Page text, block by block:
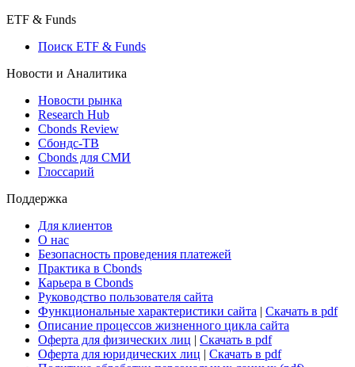
ETF & Funds
Поиск ETF & Funds
Новости и Аналитика
Новости рынка
Research Hub
Cbonds Review
Сбондс-ТВ
Cbonds для СМИ
Глоссарий
Поддержка
Для клиентов
О нас
Безопасность проведения платежей
Практика в Cbonds
Карьера в Cbonds
Руководство пользователя сайта
Функциональные характеристики сайта | Скачать в pdf
Описание процессов жизненного цикла сайта
Оферта для физических лиц | Скачать в pdf
Оферта для юридических лиц | Скачать в pdf